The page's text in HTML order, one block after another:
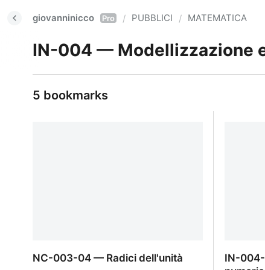
giovanninicco Pro / PUBBLICI / MATEMATICA
IN-004 — Modellizzazione
5 bookmarks
NC-003-04 — Radici dell'unità
IN-